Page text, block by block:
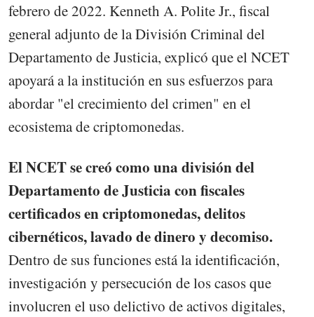
febrero de 2022. Kenneth A. Polite Jr., fiscal
general adjunto de la División Criminal del
Departamento de Justicia, explicó que el NCET
apoyará a la institución en sus esfuerzos para
abordar "el crecimiento del crimen" en el
ecosistema de criptomonedas.
El NCET se creó como una división del
Departamento de Justicia con fiscales
certificados en criptomonedas, delitos
cibernéticos, lavado de dinero y decomiso.
Dentro de sus funciones está la identificación,
investigación y persecución de los casos que
involucren el uso delictivo de activos digitales,